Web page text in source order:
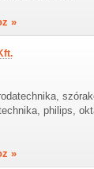
»
philips,
»